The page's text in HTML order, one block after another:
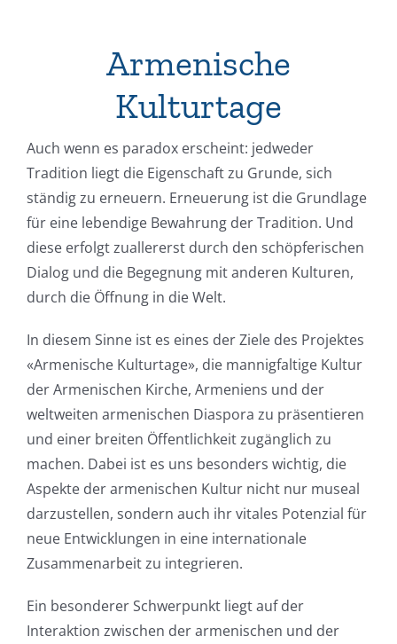
Armenische
Kulturtage
Auch wenn es paradox erscheint: jedweder
Tradition liegt die Eigenschaft zu Grunde, sich
ständig zu erneuern. Erneuerung ist die Grundlage
für eine lebendige Bewahrung der Tradition. Und
diese erfolgt zuallererst durch den schöpferischen
Dialog und die Begegnung mit anderen Kulturen,
durch die Öffnung in die Welt.
In diesem Sinne ist es eines der Ziele des Projektes
«Armenische Kulturtage», die mannigfaltige Kultur
der Armenischen Kirche, Armeniens und der
weltweiten armenischen Diaspora zu präsentieren
und einer breiten Öffentlichkeit zugänglich zu
machen. Dabei ist es uns besonders wichtig, die
Aspekte der armenischen Kultur nicht nur museal
darzustellen, sondern auch ihr vitales Potenzial für
neue Entwicklungen in eine internationale
Zusammenarbeit zu integrieren.
Ein besonderer Schwerpunkt liegt auf der
Interaktion zwischen der armenischen und der